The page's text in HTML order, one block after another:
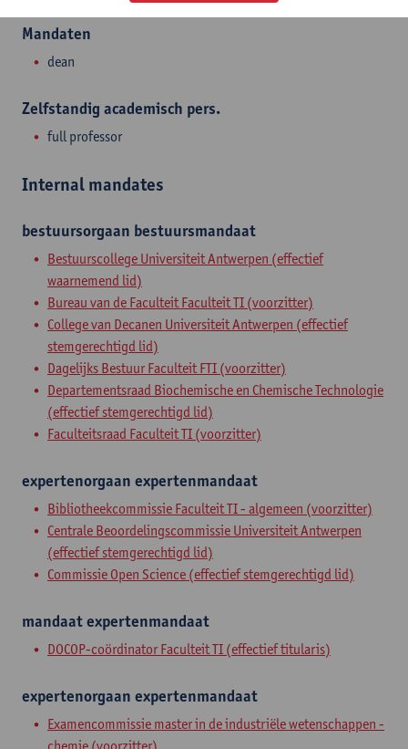
Mandaten
dean
Zelfstandig academisch pers.
full professor
Internal mandates
bestuursorgaan bestuursmandaat
Bestuurscollege Universiteit Antwerpen (effectief
waarnemend lid)
Bureau van de Faculteit Faculteit TI (voorzitter)
College van Decanen Universiteit Antwerpen (effectief
stemgerechtigd lid)
Dagelijks Bestuur Faculteit FTI (voorzitter)
Departementsraad Biochemische en Chemische Technologie
(effectief stemgerechtigd lid)
Faculteitsraad Faculteit TI (voorzitter)
expertenorgaan expertenmandaat
Bibliotheekcommissie Faculteit TI - algemeen (voorzitter)
Centrale Beoordelingscommissie Universiteit Antwerpen
(effectief stemgerechtigd lid)
Commissie Open Science (effectief stemgerechtigd lid)
mandaatexpertenmandaat
DOCOP-coördinator Faculteit TI (effectief titularis)
expertenorgaan expertenmandaat
Examencommissie master in de industriële wetenschappen -